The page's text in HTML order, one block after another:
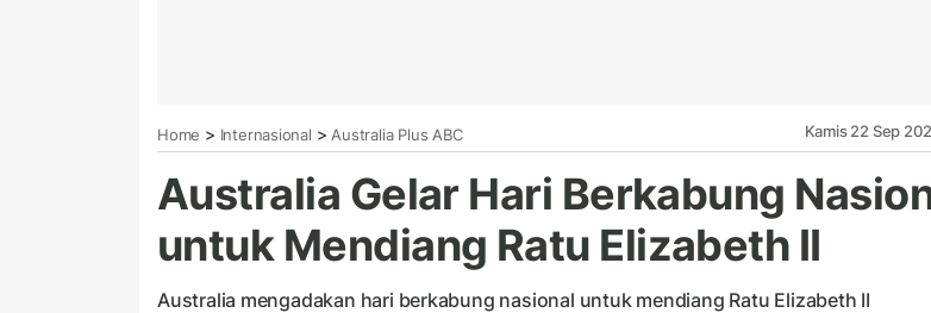
Home > Internasional > Australia Plus ABC Kamis 22 Sep
Australia Gelar Hari Berkabung
untuk Mendiang Ratu Elizabeth II
Australia mengadakan hari berkabung nasional untuk mendiang Ratu Elizabeth II